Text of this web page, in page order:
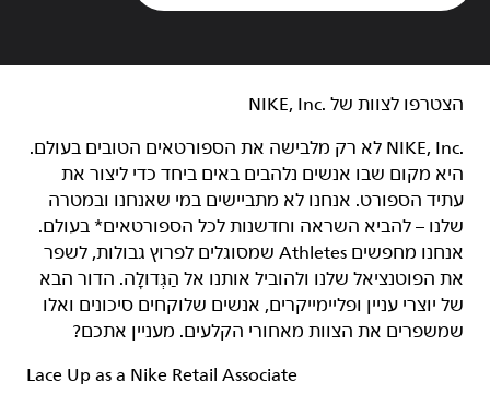
הצטרפו לצוות של NIKE, Inc.‎‏
NIKE, Inc.‎ לא רק מלבישה את הספורטאים הטובים בעולם.
היא מקום שבו אנשים נלהבים באים ביחד כדי ליצור את
עתיד הספורט. אנחנו לא מתביישים במי שאנחנו ובמטרה
שלנו – להביא השראה וחדשנות לכל הספורטאים* בעולם.
אנחנו מחפשים Athletes שמסוגלים לפרוץ גבולות, לשפר
את הפוטנציאל שלנו ולהוביל אותנו אל הַגְּדוּלָה. הדור הבא
של יוצרי עניין ופליימייקרים, אנשים שלוקחים סיכונים ואלו
שמשפרים את הצוות מאחורי הקלעים. מעניין אתכם?
Lace Up as a Nike Retail Associate